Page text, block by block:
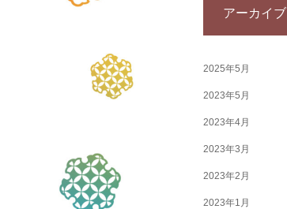
アーカイブ
2025年5月
2023年5月
2023年4月
2023年3月
2023年2月
2023年1月